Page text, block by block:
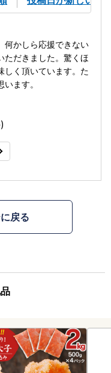
何かしら応援できない
ただきました。驚くほ
しく頂いています。た
ます。
戻る